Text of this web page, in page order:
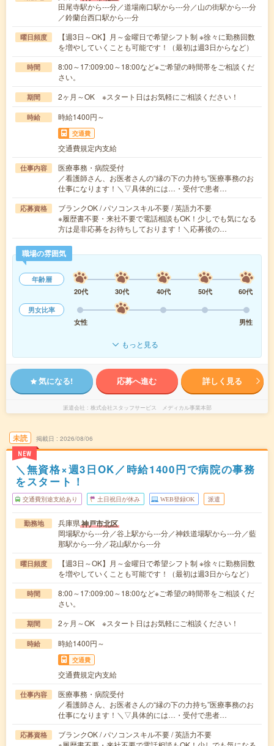
田尾寺駅から---分／道場南口駅から---分／山の街駅から---分
／鈴蘭台西口駅から---分
曜日頻度
【週3日～OK】月～金曜日で希望シフト制 ※徐々に勤務回数
を増やしていくことも可能です！（最初は週3日からなど）
時間
8:00～17:009:00～18:00など※ご希望の時間帯をご相談くだ
さい。
期間 2ヶ月～OK ※スタート日はお気軽にご相談ください！
時給 時給1400円～
交通費
交通費規定内支給
仕事内容
医療事務・病院受付
／看護師さん、お医者さんの“縁の下の力持ち”医療事務のお
仕事になります！＼▽具体的には…・受付で患者…
応募資格
ブランクOK / パソコンスキル不要 / 英語力不要
※履歴書不要・来社不要で電話相談もOK！少しでも気になる
方は是非応募をお待ちしております！＼応募後の…
職場の雰囲気
年齢層
20代
30代 40代 50代
60代
男女比率
女性
男性
もっと見る
気になる! 応募へ進む 詳しく見る
派遣会社 株式会社スタッフサービス メディカル事業本部
未読
NEW
掲載日 2026/08/06
＼無資格×週3日OK／時給1400円で病院の事務
をスタート！
交通費別途支給あり 土日祝日が休み WEB登録OK 派遣
勤務地 兵庫県神戸市北区
岡場駅から---分／谷上駅から---分／神鉄道場駅から---分／藍
那駅から---分／花山駅から---分
曜日頻度
【週3日～OK】月～金曜日で希望シフト制 ※徐々に勤務回数
を増やしていくことも可能です！（最初は週3日からなど）
時間
8:00～17:009:00～18:00など※ご希望の時間帯をご相談くだ
さい。
期間 2ヶ月～OK ※スタート日はお気軽にご相談ください！
時給 時給1400円～
交通費
交通費規定内支給
仕事内容
医療事務・病院受付
／看護師さん、お医者さんの“縁の下の力持ち”医療事務のお
仕事になります！＼▽具体的には…・受付で患者…
応募資格
ブランクOK / パソコンスキル不要 / 英語力不要